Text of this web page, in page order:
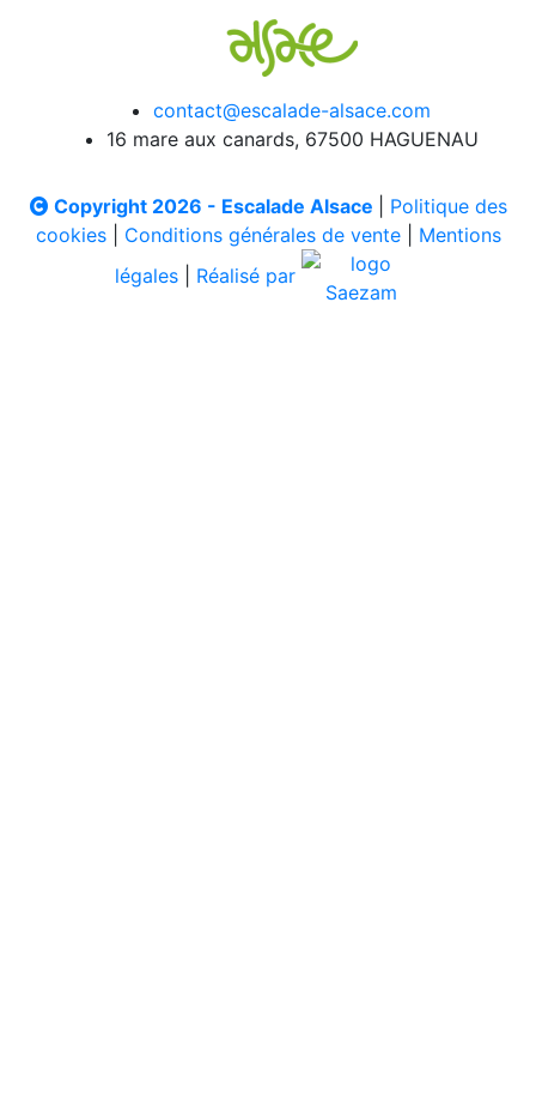
contact@escalade-alsace.com
16 mare aux canards, 67500 HAGUENAU
Copyright 2026 - Escalade Alsace
Politique des
cookies| Conditions générales de vente| Mentions
légales
Réalisé par